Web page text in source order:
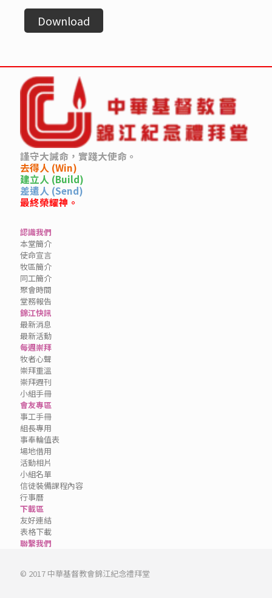
Download
謹守大誡命，實踐大使命。
去得人 (Win)
建立人 (Build)
差遣人 (Send)
最終榮耀神。
認識我們
本堂簡介
使命宣言
牧區簡介
同工簡介
聚會時間
堂務報告
錦江快訊
最新消息
最新活動
每週崇拜
牧者心聲
崇拜重溫
崇拜週刊
小組手冊
會友專區
事工手冊
組長專用
事奉輪值表
場地借用
活動相片
小組名單
信徒裝備課程內容
行事曆
下載區
友好連結
表格下載
聯繫我們
© 2017 中華基督教會錦江紀念禮拜堂